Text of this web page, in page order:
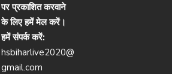
पर प्रकाशित करवाने
के लिए हमें मेल करें।
हमें संपर्क करें:
hsbiharlive2020@
gmail.com